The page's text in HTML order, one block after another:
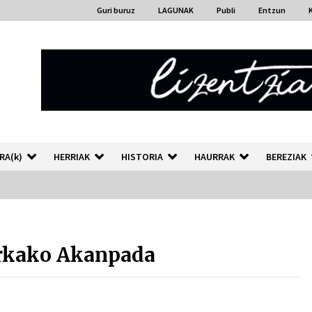
Guri buruz LAGUNAK Publi Entzun
HERRIAK HISTORIA HAURRAK BEREZIAK
idatzitako letren hiztegia
2026/07/23
Akanpada